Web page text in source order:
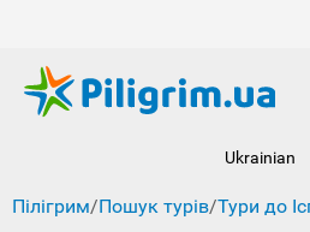
Ukrainian
Пілігрим/Пошук турів/Тури до